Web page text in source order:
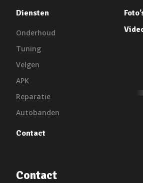
Diensten
Onderhoud
Tuning
Velgen
APK
Reparatie
Autobanden
Contact
Contact